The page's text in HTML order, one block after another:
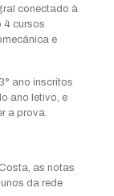
conectado à
4 cursos
e
ano inscritos
ano letivo, e
a prova.
as notas
da rede